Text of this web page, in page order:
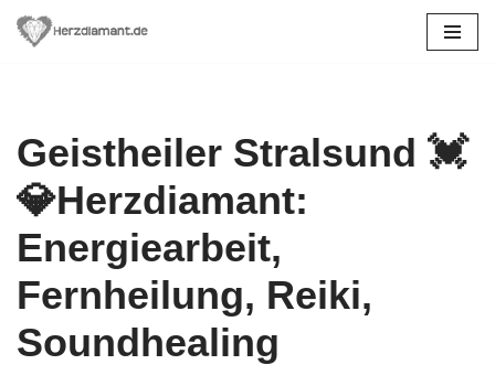
Geistheiler Stralsund 💓️
💎Herzdiamant:
Energiearbeit,
Fernheilung, Reiki,
Soundhealing